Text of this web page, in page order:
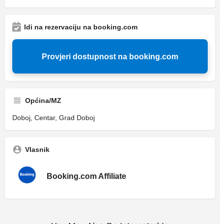
Idi na rezervaciju na booking.com
Provjeri dostupnost na booking.com
Općina/MZ
Doboj, Centar, Grad Doboj
Vlasnik
Booking.com Affiliate